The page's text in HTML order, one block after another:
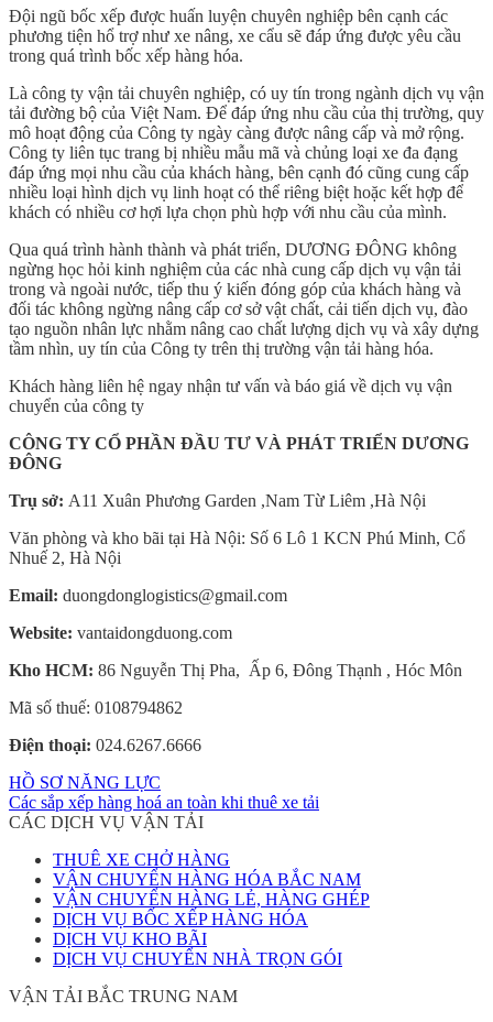
Đội ngũ bốc xếp được huấn luyện chuyên nghiệp bên cạnh các
phương tiện hổ trợ như xe nâng, xe cẩu sẽ đáp ứng được yêu cầu
trong quá trình bốc xếp hàng hóa.
Là công ty vận tải chuyên nghiệp, có uy tín trong ngành dịch vụ vận
tải đường bộ của Việt Nam. Để đáp ứng nhu cầu của thị trường, quy
mô hoạt động của Công ty ngày càng được nâng cấp và mở rộng.
Công ty liên tục trang bị nhiều mẫu mã và chủng loại xe đa đạng
đáp ứng mọi nhu cầu của khách hàng, bên cạnh đó cũng cung cấp
nhiều loại hình dịch vụ linh hoạt có thể riêng biệt hoặc kết hợp để
khách có nhiều cơ hợi lựa chọn phù hợp với nhu cầu của mình.
Qua quá trình hành thành và phát triển, DƯƠNG ĐÔNG không
ngừng học hỏi kinh nghiệm của các nhà cung cấp dịch vụ vận tải
trong và ngoài nước, tiếp thu ý kiến đóng góp của khách hàng và
đối tác không ngừng nâng cấp cơ sở vật chất, cải tiến dịch vụ, đào
tạo nguồn nhân lực nhằm nâng cao chất lượng dịch vụ và xây dựng
tầm nhìn, uy tín của Công ty trên thị trường vận tải hàng hóa.
Khách hàng liên hệ ngay nhận tư vấn và báo giá về dịch vụ vận
chuyển của công ty
CÔNG TY CỔ PHẦN ĐẦU TƯ VÀ PHÁT TRIỂN DƯƠNG
ĐÔNG
Trụ sở: A11 Xuân Phương Garden ,Nam Từ Liêm ,Hà Nội
Văn phòng và kho bãi tại Hà Nội: Số 6 Lô 1 KCN Phú Minh, Cổ
Nhuế 2, Hà Nội
Email: duongdonglogistics@gmail.com
Website: vantaidongduong.com
Kho HCM: 86 Nguyễn Thị Pha, Ấp 6, Đông Thạnh , Hóc Môn
Mã số thuế: 0108794862
Điện thoại: 024.6267.6666
HỒ SƠ NĂNG LỰC
Các sắp xếp hàng hoá an toàn khi thuê xe tải
CÁC DỊCH VỤ VẬN TẢI
THUÊ XE CHỞ HÀNG
VẬN CHUYỂN HÀNG HÓA BẮC NAM
VẬN CHUYỂN HÀNG LẺ, HÀNG GHÉP
DỊCH VỤ BỐC XẾP HÀNG HÓA
DỊCH VỤ KHO BÃI
DỊCH VỤ CHUYỂN NHÀ TRỌN GÓI
VẬN TẢI BẮC TRUNG NAM